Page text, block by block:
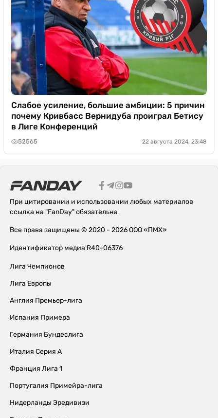
Слабое усиление, большие амбиции: 5 причин
почему Кривбасс Вернидуба проиграл Бетису
в Лиге Конференций
52565 22 августа 2024, 23:48
При цитировании и использовании любых материалов
ссылка на "FanDay" обязательна
Все права защищены © 2020 - 2026 ООО «ПМХ»
Идентификатор медиа R40-06376
Лига Чемпионов
Лига Европы
Англия Премьер-лига
Испания Примера
Германия Бундеслига
Италия Серия А
Франция Лига 1
Португалия Примейра-лига
Нидерланды Эредивизи